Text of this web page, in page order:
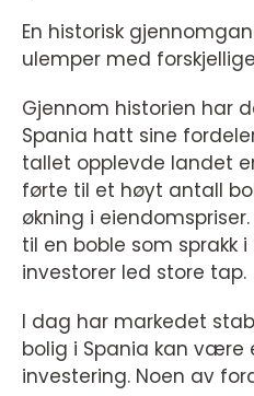
En historisk
ulemper med
Gjennom historien har
Spania hatt sine
tallet opplevde landet
førte til et høyt antall
økning i
til en boble som sprakk
investorer led store tap.
I dag har markedet
bolig i Spania kan være
investering. Noen av